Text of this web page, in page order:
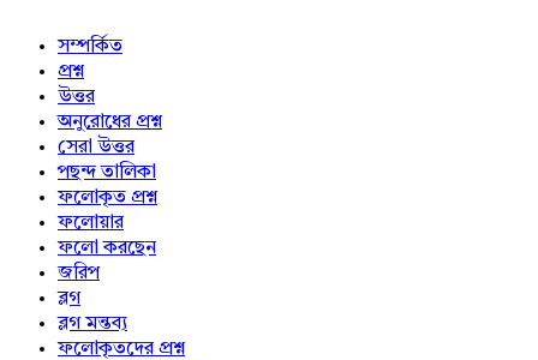
সম্পর্কিত
প্রশ্ন
উত্তর
অনুরোধের প্রশ্ন
সেরা উত্তর
পছন্দ তালিকা
ফলোকৃত প্রশ্ন
ফলোয়ার
ফলো করছেন
জরিপ
ব্লগ
ব্লগ মন্তব্য
ফলোকৃতদের প্রশ্ন